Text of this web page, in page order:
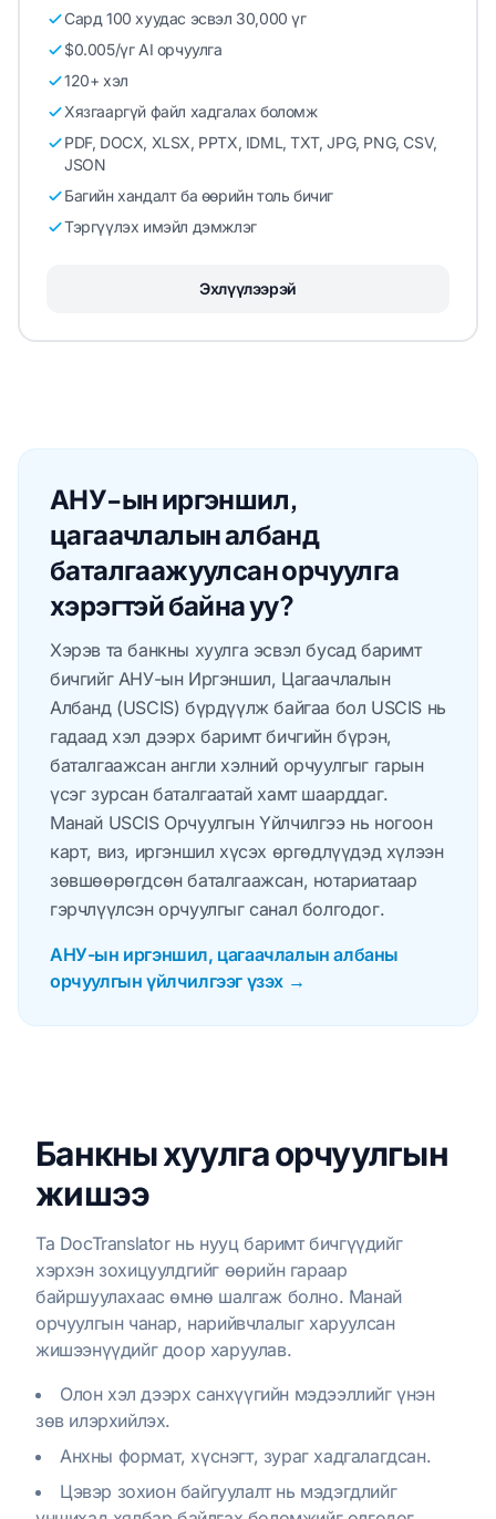
Сард 100 хуудас эсвэл 30,000 үг
$0.005/үг AI орчуулга
120+ хэл
Хязгааргүй файл хадгалах боломж
PDF, DOCX, XLSX, PPTX, IDML, TXT, JPG, PNG, CSV,
JSON
Багийн хандалт ба өөрийн толь бичиг
Тэргүүлэх имэйл дэмжлэг
Эхлүүлээрэй
АНУ-ын иргэншил,
цагаачлалын албанд
баталгаажуулсан орчуулга
хэрэгтэй байна уу?
Хэрэв та банкны хуулга эсвэл бусад баримт
бичгийг АНУ-ын Иргэншил, Цагаачлалын
Албанд (USCIS) бүрдүүлж байгаа бол USCIS нь
гадаад хэл дээрх баримт бичгийн бүрэн,
баталгаажсан англи хэлний орчуулгыг гарын
үсэг зурсан баталгаатай хамт шаарддаг.
Манай USCIS Орчуулгын Үйлчилгээ нь ногоон
карт, виз, иргэншил хүсэх өргөдлүүдэд хүлээн
зөвшөөрөгдсөн баталгаажсан, нотариатаар
гэрчлүүлсэн орчуулгыг санал болгодог.
АНУ-ын иргэншил, цагаачлалын албаны
орчуулгын үйлчилгээг үзэх →
Банкны хуулга орчуулгын
жишээ
Та DocTranslator нь нууц баримт бичгүүдийг
хэрхэн зохицуулдгийг өөрийн гараар
байршуулахаас өмнө шалгаж болно. Манай
орчуулгын чанар, нарийвчлалыг харуулсан
жишээнүүдийг доор харуулав.
Олон хэл дээрх санхүүгийн мэдээллийг үнэн
зөв илэрхийлэх.
Анхны формат, хүснэгт, зураг хадгалагдсан.
Цэвэр зохион байгуулалт нь мэдэгдлийг